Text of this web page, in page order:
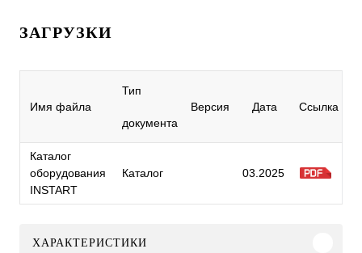
ЗАГРУЗКИ
Имя файла
Тип
документа
Версия Дата Ссылка
Каталог
оборудования
INSTART
Каталог 03.2025
ХАРАКТЕРИСТИКИ